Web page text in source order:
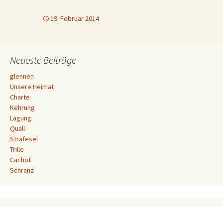
19. Februar 2014
Neueste Beiträge
glennen
Unsere Heimat
Charte
Kehrung
Lagung
Quall
Strafesel
Trille
Cachot
Schranz